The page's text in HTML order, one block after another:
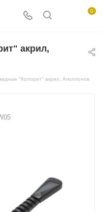
0
акрил,
"Колорит" акрил, Аполлонов